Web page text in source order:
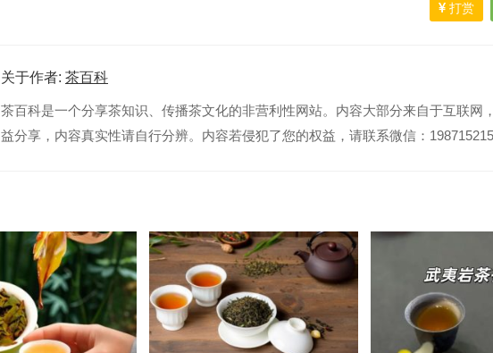
打赏
关于作者: 茶百科
茶百科是一个分享茶知识、传播茶文化的非营利性网站。内容大部分来自于互联网
益分享，内容真实性请自行分辨。内容若侵犯了您的权益，请联系微信：